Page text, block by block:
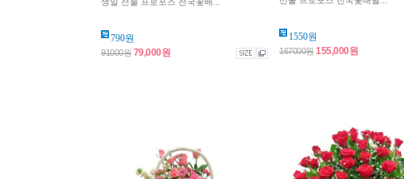
790원
91000원 79,000원
1550원
167000원155,000원